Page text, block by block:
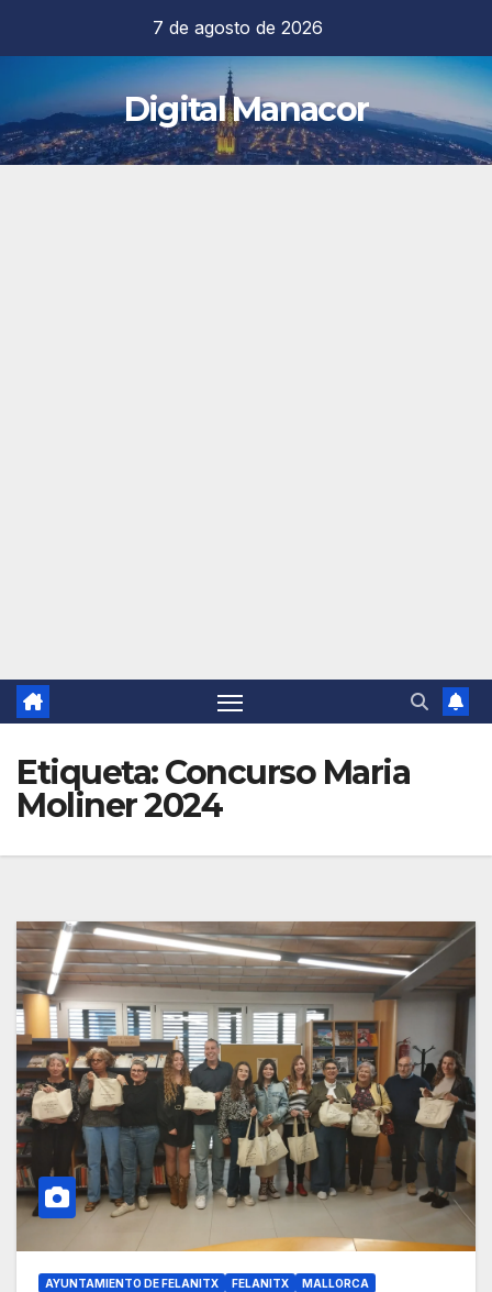
contenido
7 de agosto de 2026
Digital Manacor
Etiqueta:Concurso Maria
Moliner 2024
AYUNTAMIENTO DE FELANITX FELANITX MALLORCA